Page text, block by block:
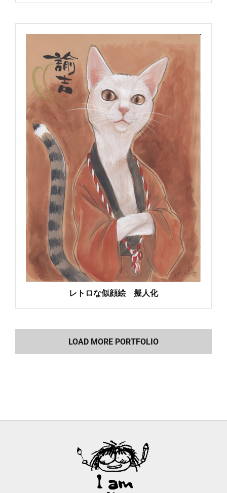
レトロな似顔絵 擬人化
LOAD MORE PORTFOLIO